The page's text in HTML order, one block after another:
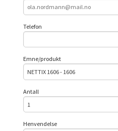
Telefon
Emne/produkt
Antall
Henvendelse